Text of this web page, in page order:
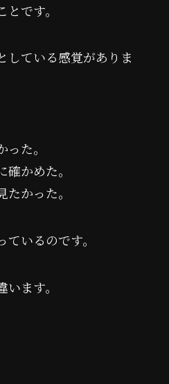
です。
している感覚がありま
た。
かめた。
かった。
いるのです。
ます。